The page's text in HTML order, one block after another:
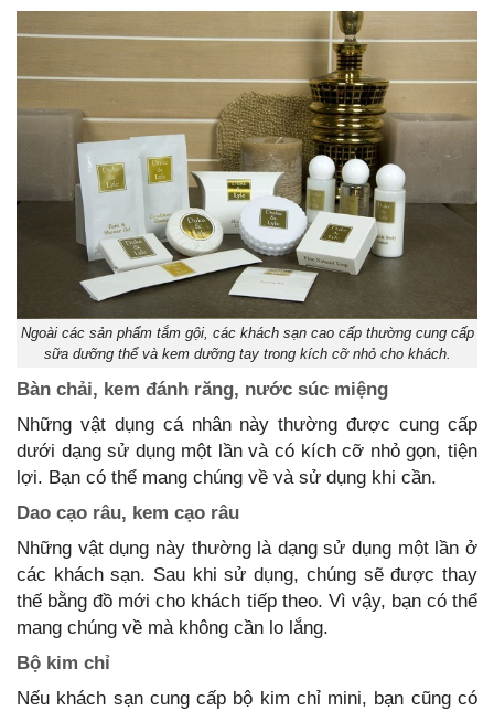
Ngoài các sản phẩm tắm gội, các khách sạn cao cấp thường cung cấp
sữa dưỡng thể và kem dưỡng tay trong kích cỡ nhỏ cho khách.
Bàn chải, kem đánh răng, nước súc miệng
Những vật dụng cá nhân này thường được cung cấp
dưới dạng sử dụng một lần và có kích cỡ nhỏ gọn, tiện
lợi. Bạn có thể mang chúng về và sử dụng khi cần.
Dao cạo râu, kem cạo râu
Những vật dụng này thường là dạng sử dụng một lần ở
các khách sạn. Sau khi sử dụng, chúng sẽ được thay
thế bằng đồ mới cho khách tiếp theo. Vì vậy, bạn có thể
mang chúng về mà không cần lo lắng.
Bộ kim chỉ
Nếu khách sạn cung cấp bộ kim chỉ mini, bạn cũng có